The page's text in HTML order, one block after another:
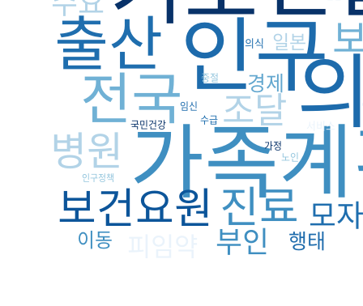
인구
가족
출산
전국
진료
보건요원
병원
조달
모자
부인
경제
행태
이동
일본
서비스
의식
가정
노인
국민건강 수급
임신
중절
인구정책